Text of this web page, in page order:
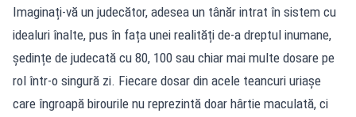
Imaginați-vă un judecător, adesea un tânăr intrat în sistem cu
idealuri înalte, pus în fața unei realități de-a dreptul inumane,
ședințe de judecată cu 80, 100 sau chiar mai multe dosare pe
rol într-o singură zi. Fiecare dosar din acele teancuri uriașe
care îngroapă birourile nu reprezintă doar hârtie maculată, ci